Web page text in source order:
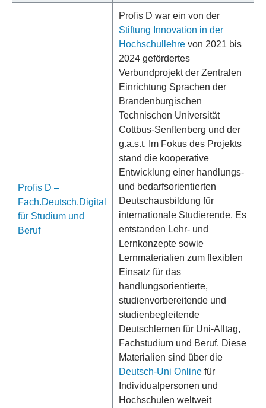
Profis D –
Fach.Deutsch.Digital
für Studium und
Beruf
Profis D war ein von der
Stiftung Innovation in der
Hochschullehre von 2021 bis
2024 gefördertes
Verbundprojekt der Zentralen
Einrichtung Sprachen der
Brandenburgischen
Technischen Universität
Cottbus-Senftenberg und der
g.a.s.t. Im Fokus des Projekts
stand die kooperative
Entwicklung einer handlungs-
und bedarfsorientierten
Deutschausbildung für
internationale Studierende. Es
entstanden Lehr- und
Lernkonzepte sowie
Lernmaterialien zum flexiblen
Einsatz für das
handlungsorientierte,
studienvorbereitende und
studienbegleitende
Deutschlernen für Uni-Alltag,
Fachstudium und Beruf. Diese
Materialien sind über die
Deutsch-Uni Online für
Individualpersonen und
Hochschulen weltweit